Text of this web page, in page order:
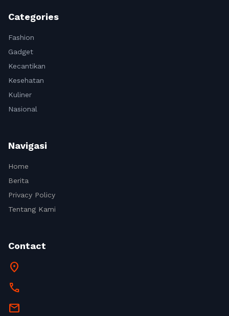
Categories
Fashion
Gadget
Kecantikan
Kesehatan
Kuliner
Nasional
Navigasi
Home
Berita
Privacy Policy
Tentang Kami
Contact
location_on
call
mail